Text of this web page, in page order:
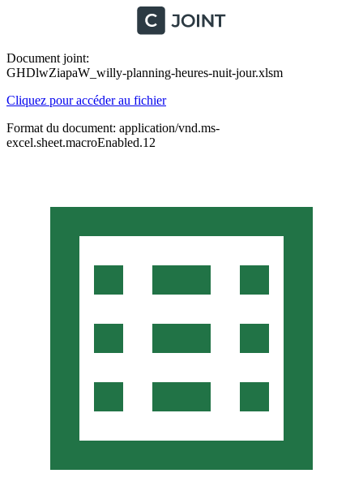
Document joint:
GHDlwZiapaW_willy-planning-heures-nuit-jour.xlsm
Cliquez pour accéder au fichier
Format du document: application/vnd.ms-
excel.sheet.macroEnabled.12